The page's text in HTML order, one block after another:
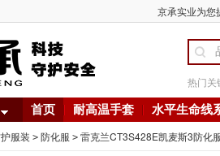
京承实业为您
热门关
首页 耐高温手套 水平生命线
服装 > 防化服 > 雷克兰CT3S428E凯麦斯3防化